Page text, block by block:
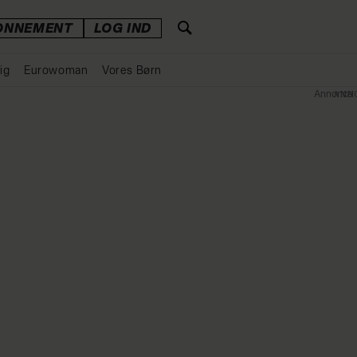
LOG IND
Eurowoman Vores Børn
Annonce